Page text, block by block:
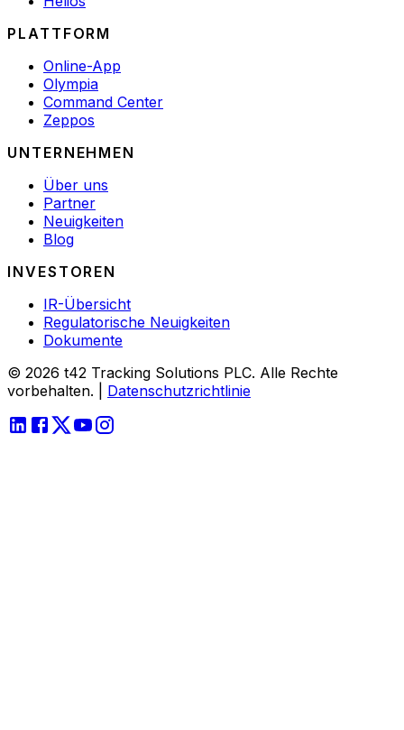
PLATTFORM
Online-App
Olympia
Command Center
Zeppos
UNTERNEHMEN
Über uns
Partner
Neuigkeiten
Blog
INVESTOREN
IR-Übersicht
Regulatorische Neuigkeiten
Dokumente
© 2026 t42 Tracking Solutions PLC. Alle Rechte
vorbehalten.
Datenschutzrichtlinie